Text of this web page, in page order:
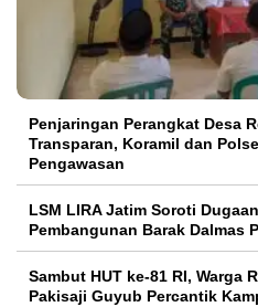
Penjaringan Perangkat Desa
Transparan, Koramil dan
Pengawasan
LSM LIRA Jatim Soroti
Pembangunan Barak Dalmas
Sambut HUT ke-81 RI, Warga
Pakisaji Guyub Percantik